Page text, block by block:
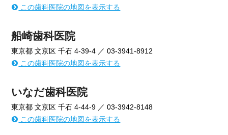
この歯科医院の地図を表示する
船崎歯科医院
東京都 文京区 千石 4-39-4 ／ 03-3941-8912
この歯科医院の地図を表示する
いなだ歯科医院
東京都 文京区 千石 4-44-9 ／ 03-3942-8148
この歯科医院の地図を表示する